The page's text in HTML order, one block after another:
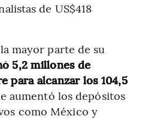
de US$418
mayor parte de su
5,2 millones de
para alcanzar los 104,5
aumentó los depósitos
como México y